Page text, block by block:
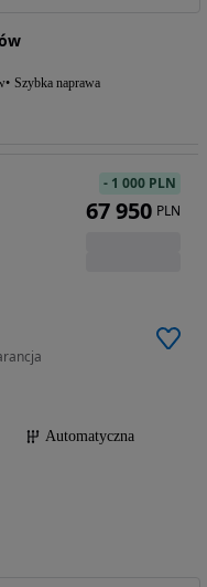
Szybka naprawa
Automatyczna
- 1 000 PLN
67 950 PLN